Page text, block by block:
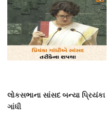
લોકસભાના સાંસદ બન્યા પ્રિયંકા
ગાંધી